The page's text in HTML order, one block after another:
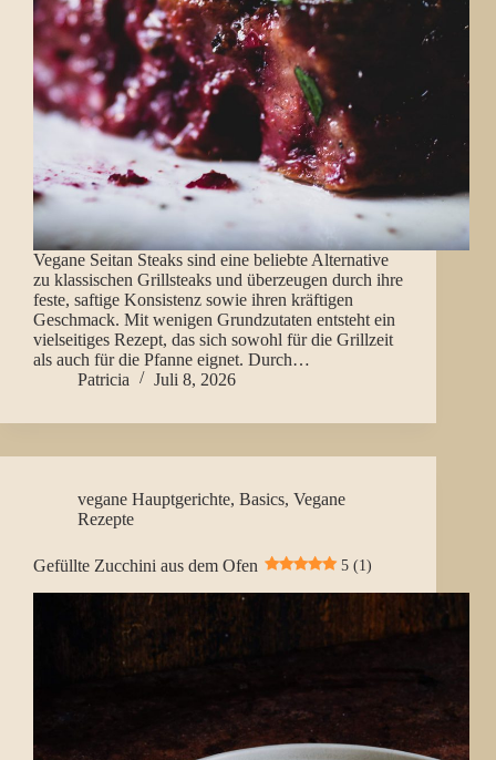
Vegane Seitan Steaks sind eine beliebte Alternative
zu klassischen Grillsteaks und überzeugen durch ihre
feste, saftige Konsistenz sowie ihren kräftigen
Geschmack. Mit wenigen Grundzutaten entsteht ein
vielseitiges Rezept, das sich sowohl für die Grillzeit
als auch für die Pfanne eignet. Durch…
Patricia
Juli 8, 2026
vegane Hauptgerichte, Basics, Vegane
Rezepte
Gefüllte Zucchini aus dem Ofen 5 (1)